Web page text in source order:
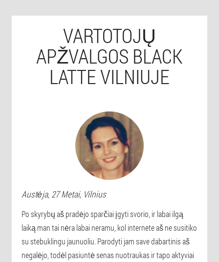
VARTOTOJŲ
APŽVALGOS BLACK
LATTE VILNIUJE
Austėja, 27 Metai, Vilnius
Po skyrybų aš pradėjo sparčiai įgyti svorio, ir labai ilgą
laiką man tai nėra labai neramu, kol internete aš ne susitiko
su stebuklingu jaunuoliu. Parodyti jam save dabartinis aš
negalėjo, todėl pasiuntė senas nuotraukas ir tapo aktyviai